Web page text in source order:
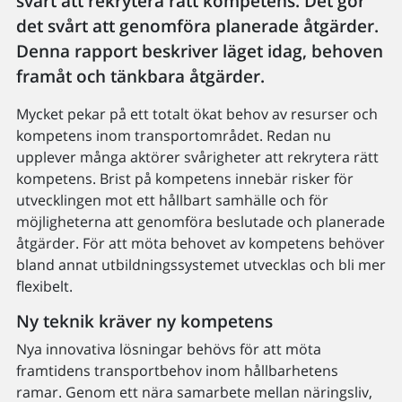
det svårt att genomföra planerade åtgärder.
Denna rapport beskriver läget idag, behoven
framåt och tänkbara åtgärder.
Mycket pekar på ett totalt ökat behov av resurser och
kompetens inom transportområdet. Redan nu
upplever många aktörer svårigheter att rekrytera rätt
kompetens. Brist på kompetens innebär risker för
utvecklingen mot ett hållbart samhälle och för
möjligheterna att genomföra beslutade och planerade
åtgärder. För att möta behovet av kompetens behöver
bland annat utbildningssystemet utvecklas och bli mer
flexibelt.
Ny teknik kräver ny kompetens
Nya innovativa lösningar behövs för att möta
framtidens transportbehov inom hållbarhetens
ramar. Genom ett nära samarbete mellan näringsliv,